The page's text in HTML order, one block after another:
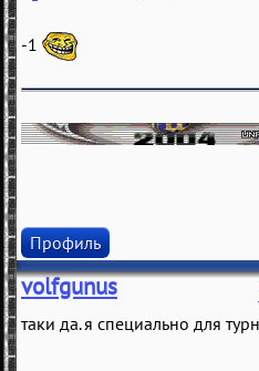
-1
Профиль
volfgunus
таки да. я специально для